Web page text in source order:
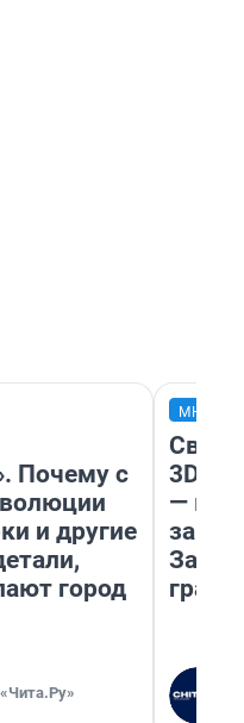
Почему с
и другие
город
— как